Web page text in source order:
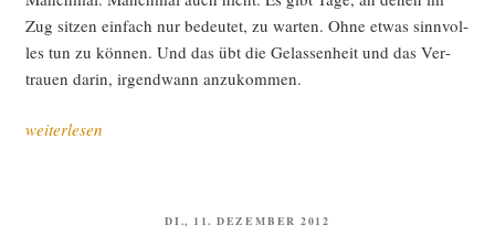
Zug sit­zen ein­fach nur bedeu­tet, zu war­ten. Ohne etwas sinn­vol­
les tun zu kön­nen. Und das übt die Gelas­sen­heit und das Ver­
trau­en dar­in, irgend­wann anzukommen.
„Zen
weiterlesen
VERÖFFENTLICHT
DI., 11. DEZEMBER 2012